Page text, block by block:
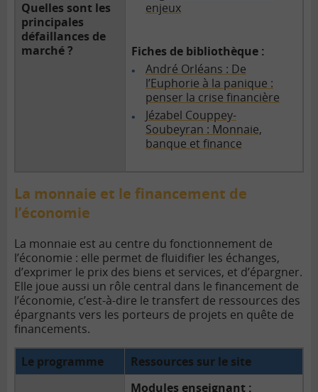
Quelles sont les
principales
défaillances de
marché ?
enjeux
Fiches de bibliothèque :
André Orléans : De
l’Euphorie à la panique :
penser la crise financière
Jézabel Couppey-
Soubeyran : Monnaie,
banque et finance
La monnaie et le financement de
l’économie
La monnaie est au centre du fonctionnement de
l’économie : elle permet de fluidifier les échanges,
d’exprimer le prix des biens et services, et d’épargner.
Elle joue aussi un rôle central dans le financement de
l’économie, c’est-à-dire le transfert de ressources des
épargnants vers les porteurs de projets en quête de
financements.
Le programme
Ressources sur le site
Modules enseignant :